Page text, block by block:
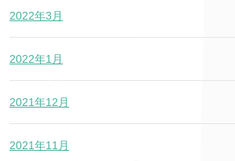
2022年3月
2022年1月
2021年12月
2021年11月